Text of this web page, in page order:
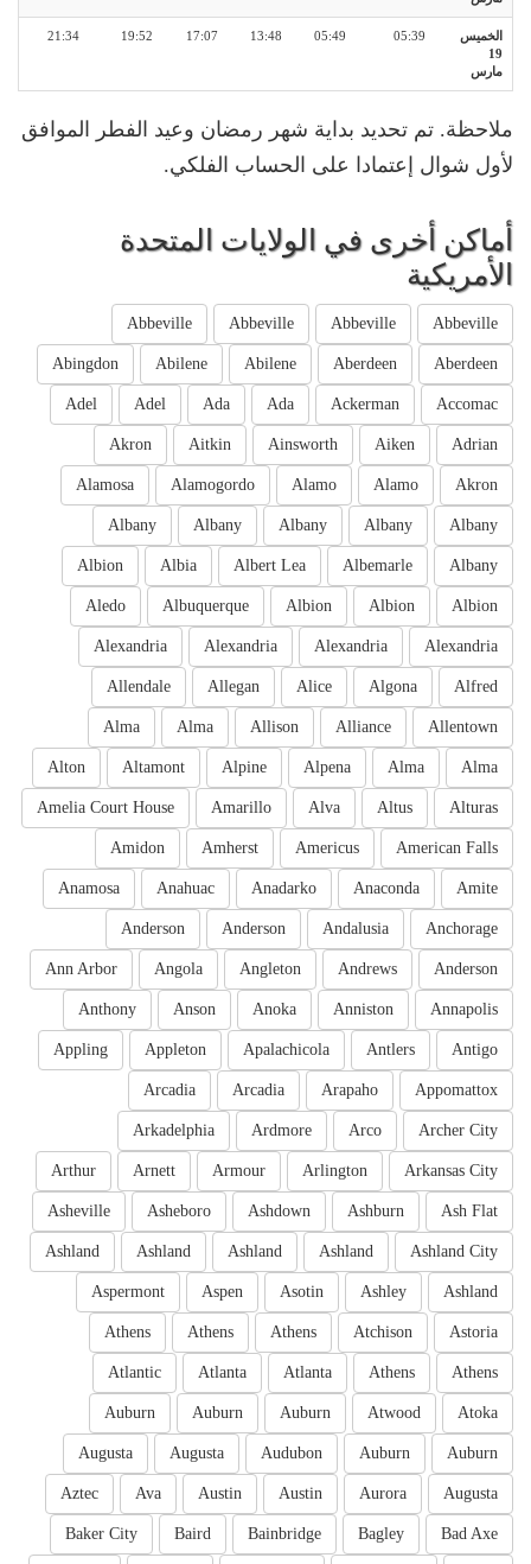
الخميس
19
مارس
05:39
05:49
13:48
17:07
19:52
21:34
ملاحظة. تم تحديد بداية شهر رمضان وعيد الفطر الموافق
لأول شوال إعتمادا على الحساب الفلكي.
أماكن أخرى في الولايات المتحدة
الأمريكية
Abbeville
Abbeville
Abbeville
Abbeville
Aberdeen
Aberdeen
Abilene
Abilene
Abingdon
Accomac
Ackerman
Ada
Ada
Adel
Adel
Adrian
Aiken
Ainsworth
Aitkin
Akron
Akron
Alamo
Alamo
Alamogordo
Alamosa
Albany
Albany
Albany
Albany
Albany
Albany
Albemarle
Albert Lea
Albia
Albion
Albion
Albion
Albion
Albuquerque
Aledo
Alexandria
Alexandria
Alexandria
Alexandria
Alfred
Algona
Alice
Allegan
Allendale
Allentown
Alliance
Allison
Alma
Alma
Alma
Alma
Alpena
Alpine
Altamont
Alton
Alturas
Altus
Alva
Amarillo
Amelia Court House
American Falls
Americus
Amherst
Amidon
Amite
Anaconda
Anadarko
Anahuac
Anamosa
Anchorage
Andalusia
Anderson
Anderson
Anderson
Andrews
Angleton
Angola
Ann Arbor
Annapolis
Anniston
Anoka
Anson
Anthony
Antigo
Antlers
Apalachicola
Appleton
Appling
Appomattox
Arapaho
Arcadia
Arcadia
Archer City
Arco
Ardmore
Arkadelphia
Arkansas City
Arlington
Armour
Arnett
Arthur
Ash Flat
Ashburn
Ashdown
Asheboro
Asheville
Ashland City
Ashland
Ashland
Ashland
Ashland
Ashland
Ashley
Asotin
Aspen
Aspermont
Astoria
Atchison
Athens
Athens
Athens
Athens
Athens
Atlanta
Atlanta
Atlantic
Atoka
Atwood
Auburn
Auburn
Auburn
Auburn
Auburn
Audubon
Augusta
Augusta
Augusta
Aurora
Austin
Austin
Ava
Aztec
Bad Axe
Bagley
Bainbridge
Baird
Baker City